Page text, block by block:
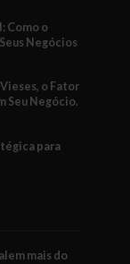
Como o
Negócios
o Fator
Seu Negócio.
para
mais do